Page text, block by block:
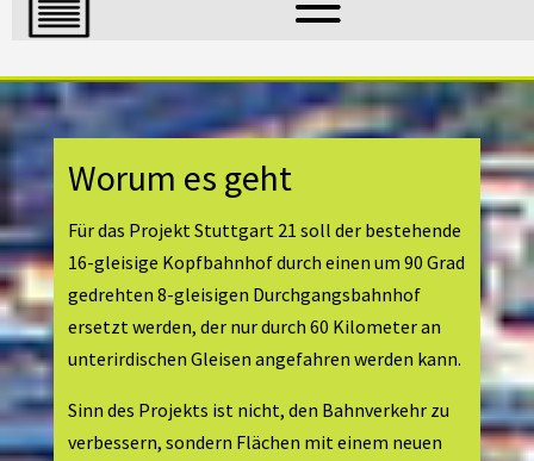
Worum es geht
Für das Projekt Stuttgart 21 soll der bestehende
16-gleisige Kopfbahnhof durch einen um 90 Grad
gedrehten 8-gleisigen Durchgangsbahnhof
ersetzt werden, der nur durch 60 Kilometer an
unterirdischen Gleisen angefahren werden kann.
Sinn des Projekts ist nicht, den Bahnverkehr zu
verbessern, sondern Flächen mit einem neuen